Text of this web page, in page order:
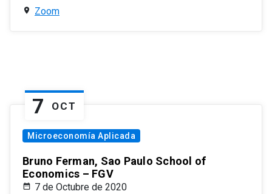
Zoom
7 OCT
Microeconomía Aplicada
Bruno Ferman, Sao Paulo School of
Economics – FGV
7 de Octubre de 2020